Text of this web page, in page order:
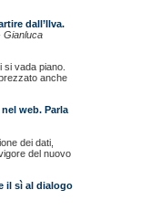
dall’Ilva.
Gianluca
vada piano.
anche
web. Parla
dei dati,
del nuovo
il sì al dialogo